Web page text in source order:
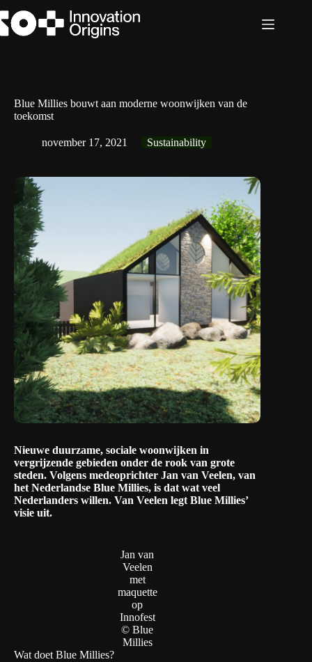
naar
de
Blue Millies bouwt aan moderne woonwijken van de
toekomst
november 17, 2021 Sustainability
Nieuwe duurzame, sociale woonwijken in
vergrijzende gebieden onder de rook van grote
steden. Volgens medeoprichter Jan van Veelen, van
het Nederlandse Blue Millies, is dat wat veel
Nederlanders willen. Van Veelen legt Blue Millies’
visie uit.
Jan van
Veelen
met
maquette
op
Innofest
© Blue
Millies
Wat doet Blue Millies?